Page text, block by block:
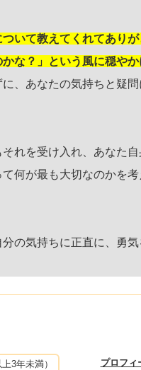
いて教えてくれてあり
な？」という風に穏やか
、あなたの気持ちと疑問
れを受け入れ、あなた自
何が最も大切なのかを
の気持ちに正直に、勇気
3年未満） プロフィ